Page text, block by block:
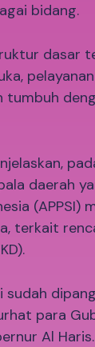
bidang.
dasar
daerah
(APPSI)
terkait
sudah
para
Al Haris.